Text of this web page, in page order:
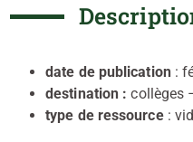
date de publication:
destination :collèges
type de ressource: